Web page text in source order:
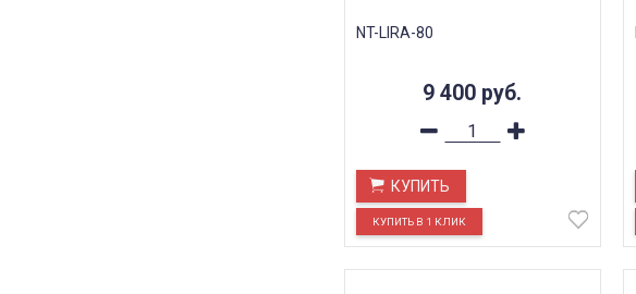
NT-LIRA-80
9 400 руб.
КУПИТЬ